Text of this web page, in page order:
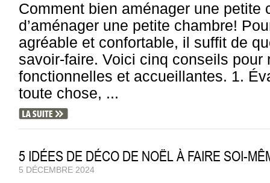
Comment bien aménager une petite
d’aménager une petite chambre!
agréable et confortable, il suffit de
savoir-faire. Voici cinq conseils
fonctionnelles et accueillantes. 1.
toute chose, ...
5 IDÉES DE DÉCO DE NOËL À FAIRE SOI-
5 DÉCEMBRE 2024